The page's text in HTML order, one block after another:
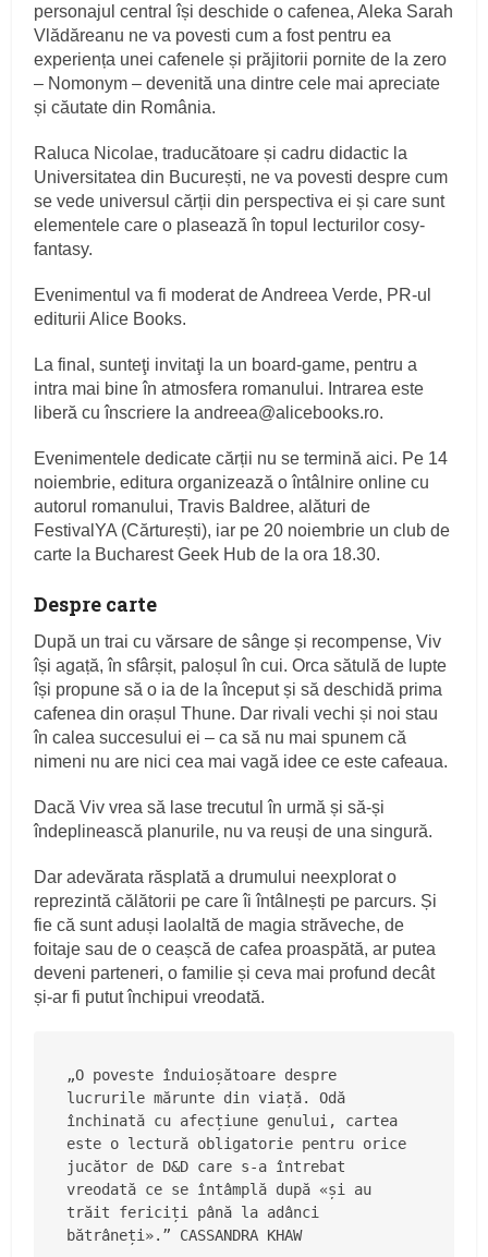
personajul central își deschide o cafenea, Aleka Sarah
Vlădăreanu ne va povesti cum a fost pentru ea
experiența unei cafenele și prăjitorii pornite de la zero
– Nomonym – devenită una dintre cele mai apreciate
și căutate din România.
Raluca Nicolae, traducătoare și cadru didactic la
Universitatea din București, ne va povesti despre cum
se vede universul cărții din perspectiva ei și care sunt
elementele care o plasează în topul lecturilor cosy-
fantasy.
Evenimentul va fi moderat de Andreea Verde, PR-ul
editurii Alice Books.
La final, sunteţi invitaţi la un board-game, pentru a
intra mai bine în atmosfera romanului. Intrarea este
liberă cu înscriere la andreea@alicebooks.ro.
Evenimentele dedicate cărții nu se termină aici. Pe 14
noiembrie, editura organizează o întâlnire online cu
autorul romanului, Travis Baldree, alături de
FestivalYA (Cărturești), iar pe 20 noiembrie un club de
carte la Bucharest Geek Hub de la ora 18.30.
Despre carte
După un trai cu vărsare de sânge și recompense, Viv
își agață, în sfârșit, paloșul în cui. Orca sătulă de lupte
își propune să o ia de la început și să deschidă prima
cafenea din orașul Thune. Dar rivali vechi și noi stau
în calea succesului ei – ca să nu mai spunem că
nimeni nu are nici cea mai vagă idee ce este cafeaua.
Dacă Viv vrea să lase trecutul în urmă și să-și
îndeplinească planurile, nu va reuși de una singură.
Dar adevărata răsplată a drumului neexplorat o
reprezintă călătorii pe care îi întâlnești pe parcurs. Și
fie că sunt aduși laolaltă de magia străveche, de
foitaje sau de o ceașcă de cafea proaspătă, ar putea
deveni parteneri, o familie și ceva mai profund decât
și-ar fi putut închipui vreodată.
„O poveste înduioșătoare despre
lucrurile mărunte din viață. Odă
închinată cu afecțiune genului, cartea
este o lectură obligatorie pentru orice
jucător de D&D care s-a întrebat
vreodată ce se întâmplă după «și au
trăit fericiți până la adânci
bătrâneți».” CASSANDRA KHAW